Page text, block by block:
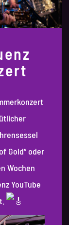
Gold“ oder
Wochen
YouTube